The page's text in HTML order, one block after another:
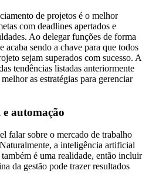
de projetos é o melhor
com deadlines apertados e
Ao delegar funções de forma
acaba sendo a chave para que todos
sejam superados com sucesso. A
tendências listadas anteriormente
as estratégias para gerenciar
automação
falar sobre o mercado de trabalho
a inteligência artificial
é uma realidade, então incluir
da gestão pode trazer resultados